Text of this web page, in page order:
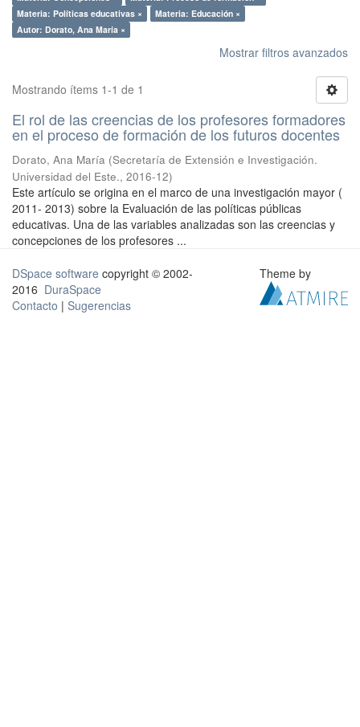
Materia: Políticas educativas ×
Materia: Educación ×
Autor: Dorato, Ana María ×
Mostrar filtros avanzados
Mostrando ítems 1-1 de 1
El rol de las creencias de los profesores formadores
en el proceso de formación de los futuros docentes
Dorato, Ana María (Secretaría de Extensión e Investigación.
Universidad del Este., 2016-12)
Este artículo se origina en el marco de una investigación mayor (
2011- 2013) sobre la Evaluación de las políticas públicas
educativas. Una de las variables analizadas son las creencias y
concepciones de los profesores ...
DSpace software copyright © 2002-
2016 DuraSpace
Contacto | Sugerencias
Theme by